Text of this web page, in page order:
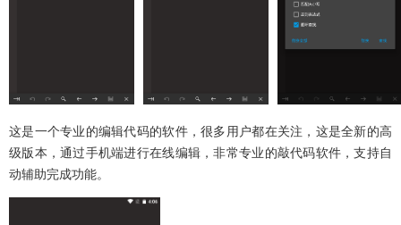
这是一个专业的编辑代码的软件，很多用户都在关注，这是全新的高
级版本，通过手机端进行在线编辑，非常专业的敲代码软件，支持自
动辅助完成功能。